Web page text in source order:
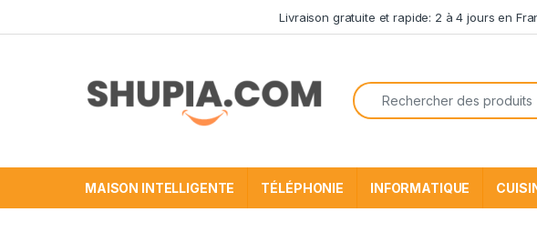
Livraison gratuite et rapide: 2 à 4 jours en
Recherche pour:
MAISON INTELLIGENTE TÉLÉPHONIE INFORMATIQUE